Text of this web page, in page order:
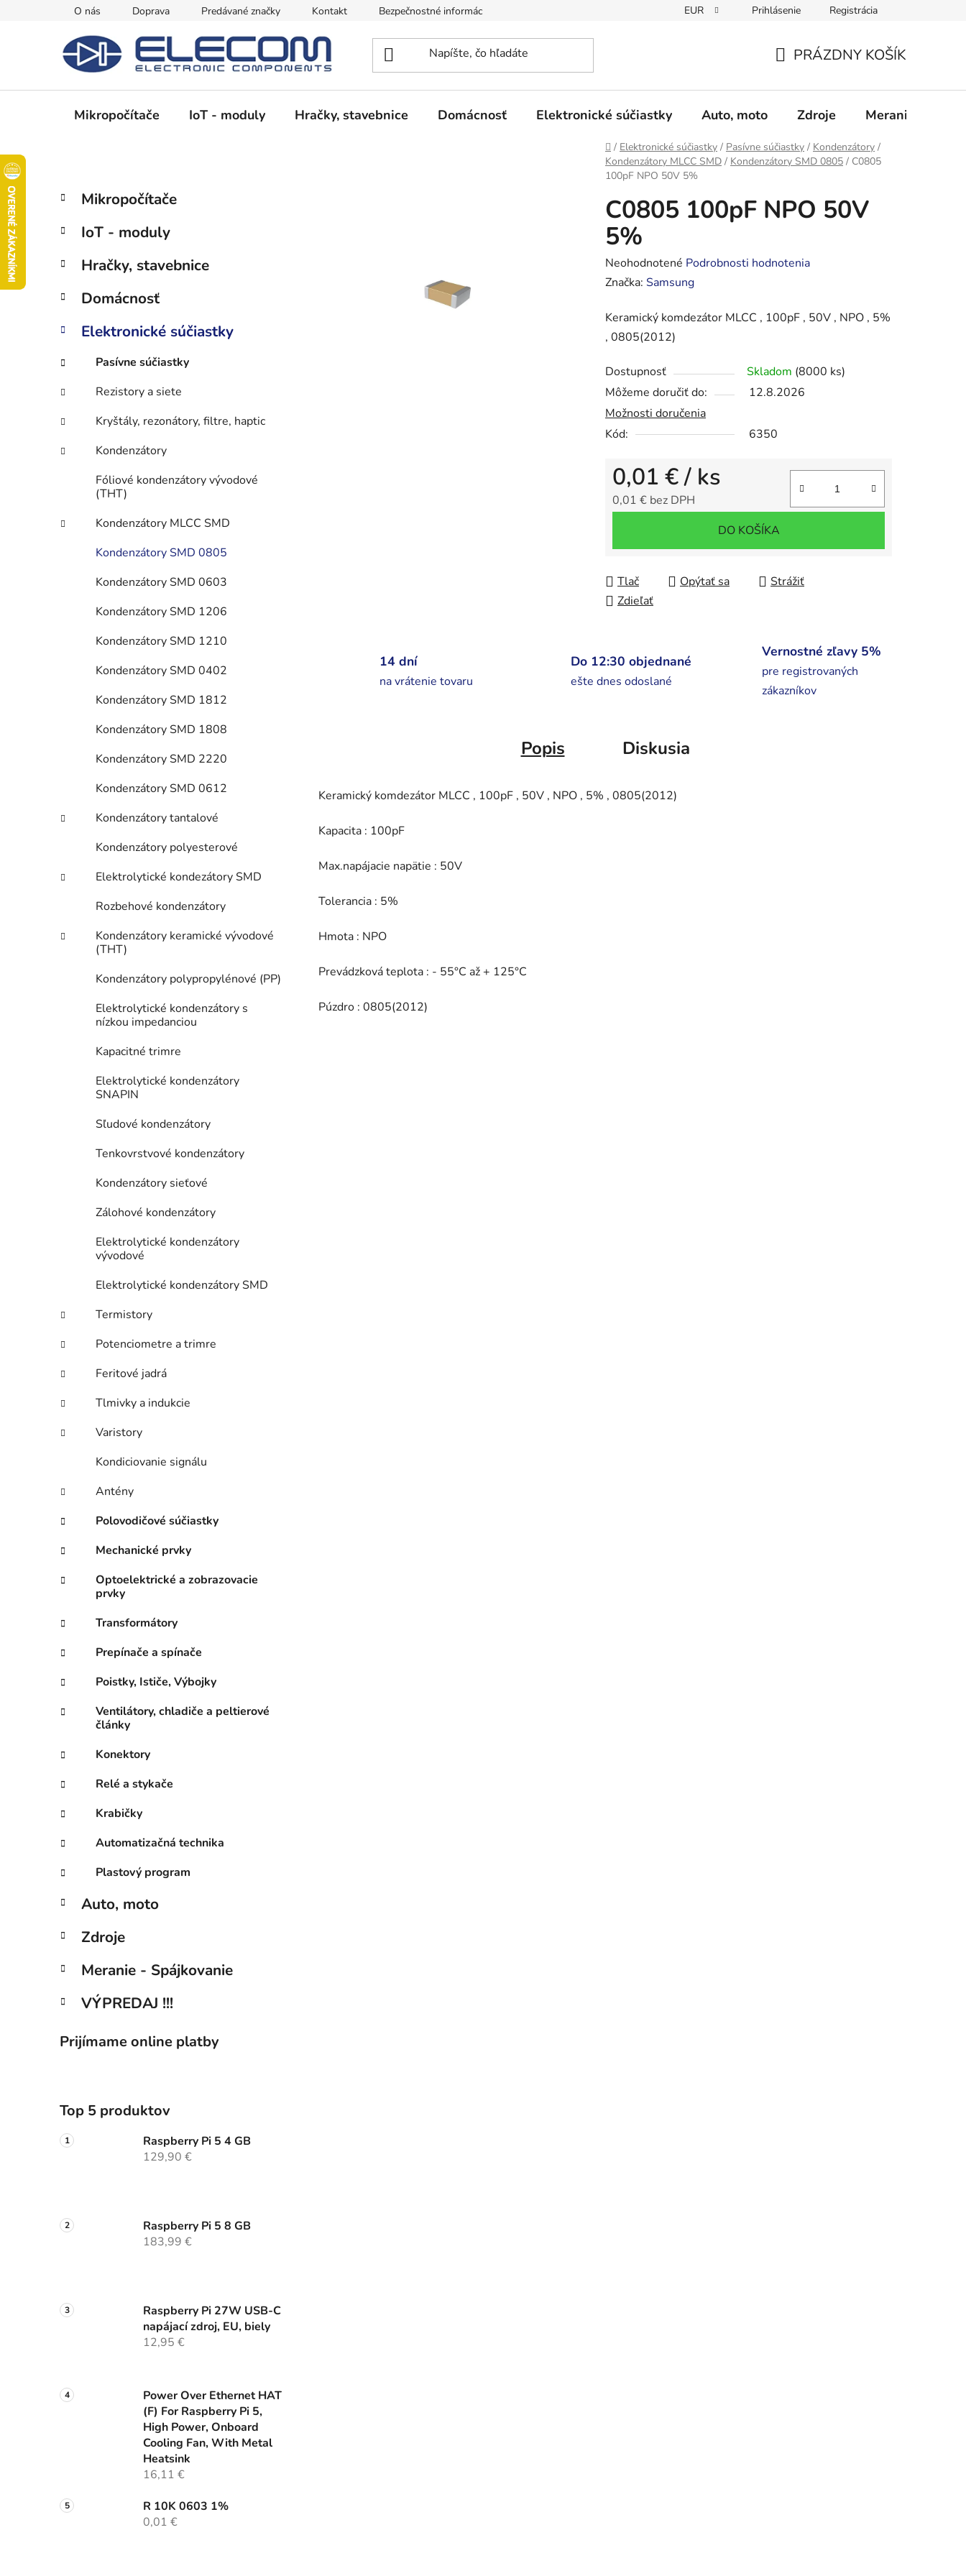
O nás Doprava Predávané značky Kontakt Bezpečnostné informácie Obchodné podmienky Podmienky ochrany osobných údajov
EUR Prihlásenie Registrácia
KOŠÍK
PRÁZDNY KOŠÍK
Mikropočítače IoT - moduly Hračky, stavebnice Domácnosť Elektronické súčiastky Auto, moto Zdroje Meranie -
Domov
/ Elektronické súčiastky / Pasívne súčiastky / Kondenzátory /
Kondenzátory MLCC SMD / Kondenzátory SMD 0805 / C0805
100pF NPO 50V 5%
B
č
ý
a
n
e
l
Preskočiť
kategórie
K
a
e
ó
i
Mikropočítače
IoT - moduly
Hračky, stavebnice
Domácnosť
Elektronické súčiastky
Pasívne súčiastky
Rezistory a siete
Kryštály, rezonátory, filtre, haptic
Kondenzátory
Fóliové kondenzátory vývodové
(THT)
Kondenzátory MLCC SMD
Kondenzátory SMD 0805
Kondenzátory SMD 0603
Kondenzátory SMD 1206
Kondenzátory SMD 1210
Kondenzátory SMD 0402
Kondenzátory SMD 1812
Kondenzátory SMD 1808
Kondenzátory SMD 2220
Kondenzátory SMD 0612
Kondenzátory tantalové
Kondenzátory polyesterové
Elektrolytické kondezátory SMD
Rozbehové kondenzátory
Kondenzátory keramické vývodové
(THT)
Kondenzátory polypropylénové (PP)
Elektrolytické kondenzátory s
nízkou impedanciou
Kapacitné trimre
Elektrolytické kondenzátory
SNAPIN
Sľudové kondenzátory
Tenkovrstvové kondenzátory
Kondenzátory sieťové
Zálohové kondenzátory
Elektrolytické kondenzátory
vývodové
Elektrolytické kondenzátory SMD
Termistory
Potenciometre a trimre
Feritové jadrá
Tlmivky a indukcie
Varistory
Kondiciovanie signálu
Antény
Polovodičové súčiastky
Mechanické prvky
Optoelektrické a zobrazovacie
prvky
Transformátory
Prepínače a spínače
Poistky, Ističe, Výbojky
Ventilátory, chladiče a peltierové
články
Konektory
Relé a stykače
Krabičky
Automatizačná technika
Plastový program
Auto, moto
Zdroje
Meranie - Spájkovanie
VÝPREDAJ !!!
Prijímame online platby
Top 5 produktov
Raspberry Pi 5 4 GB
129,90 €
Raspberry Pi 5 8 GB
183,99 €
Raspberry Pi 27W USB-C
napájací zdroj, EU, biely
12,95 €
Power Over Ethernet HAT
(F) For Raspberry Pi 5,
High Power, Onboard
Cooling Fan, With Metal
Heatsink
16,11 €
R 10K 0603 1%
0,01 €
C0805 100pF NPO 50V
5%
Priemerné
hodnotenie
je
0,0
5
hviezdičiek.
Neohodnotené Podrobnosti hodnotenia
Značka: Samsung
Keramický komdezátor MLCC , 100pF , 50V , NPO , 5%
, 0805(2012)
Dostupnosť Skladom (8000 ks)
Môžeme doručiť do:
12.8.2026
Možnosti doručenia
Kód:
6350
0,01 €/ ks
0,01 € bez DPH
DO KOŠÍKA
Tlač Opýtať sa
Strážiť
Zdieľať
14 dní
na vrátenie tovaru
Do 12:30 objednané
ešte dnes odoslané
Vernostné zľavy 5%
pre registrovaných
zákazníkov
Popis Diskusia
Keramický komdezátor MLCC , 100pF , 50V , NPO , 5% , 0805(2012)
Kapacita : 100pF
Max.napájacie napätie : 50V
Tolerancia : 5%
Hmota : NPO
Prevádzková teplota : - 55°C až + 125°C
Púzdro : 0805(2012)